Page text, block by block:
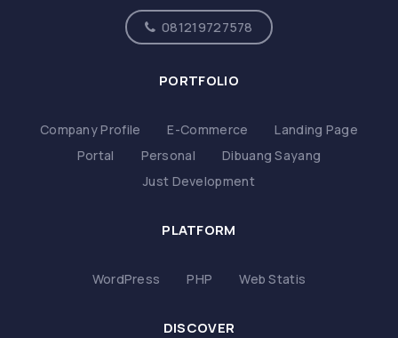
081219727578
PORTFOLIO
Company Profile E-Commerce
Landing Page
Portal
Personal
Dibuang Sayang
Just Development
PLATFORM
WordPress PHP Web Statis
DISCOVER